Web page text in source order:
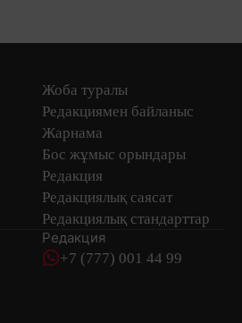
Жоба туралы
Редакциямен байланыс
Жарнама
Бос жұмыс орындары
Редакция
Редакциялық саясат
Редакциялық стандарттар
Редакция
+7 (777) 001 44 99